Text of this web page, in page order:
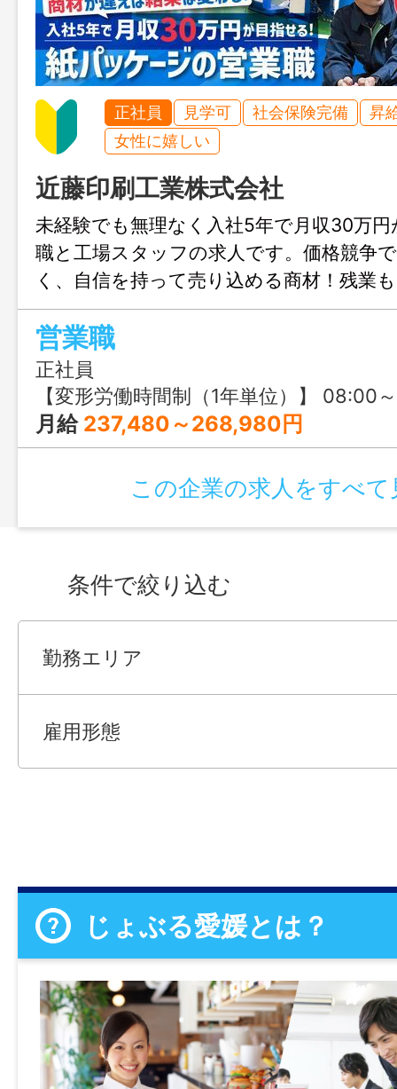
正社員 見学可 社会保険完備
昇
女性に嬉しい
近藤印刷工業株式会社
未経験でも無理なく入社5年で月収30万
職と工場スタッフの求人です。価格競争
く、自信を持って売り込める商材！残業
プライベート重視派の方にもおすすめで
営業職
正社員
【変形労働時間制（1年単位）】 08:00
月給 237,480～268,980円
この企業の求人をすべて
条件で絞り込む
勤務エリア
雇用形態
じょぶる愛媛とは？